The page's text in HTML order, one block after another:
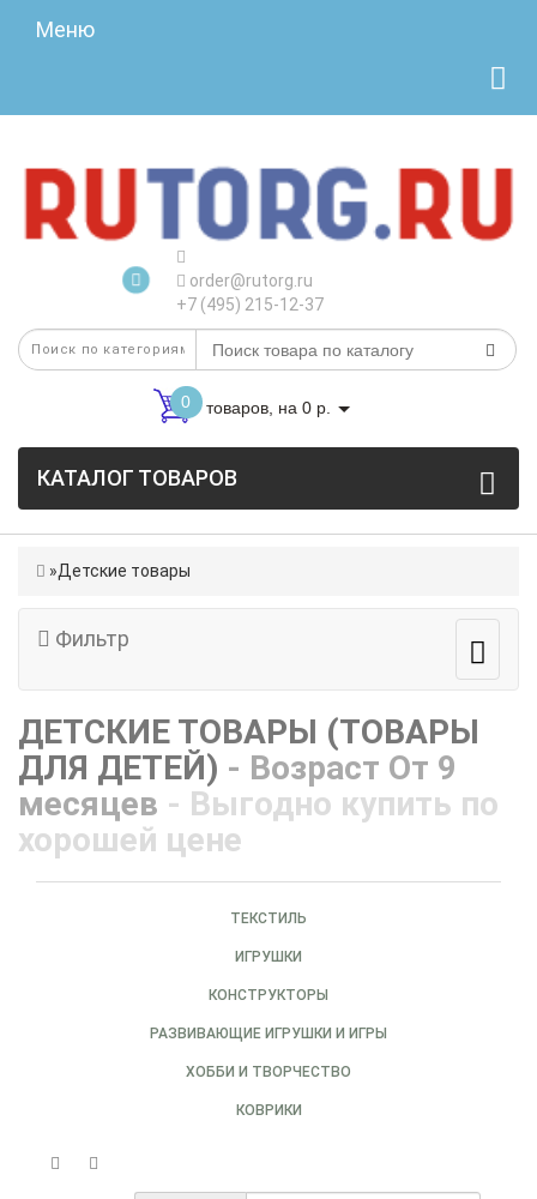
Меню
order@rutorg.ru
+7 (495) 215-12-37
0 товаров, на 0 р.
КАТАЛОГ ТОВАРОВ
Детские товары
Фильтр
ДЕТСКИЕ ТОВАРЫ (ТОВАРЫ
ДЛЯ ДЕТЕЙ) - Возраст От 9
месяцев - Выгодно купить по
хорошей цене
ТЕКСТИЛЬ
ИГРУШКИ
КОНСТРУКТОРЫ
РАЗВИВАЮЩИЕ ИГРУШКИ И ИГРЫ
ХОББИ И ТВОРЧЕСТВО
КОВРИКИ